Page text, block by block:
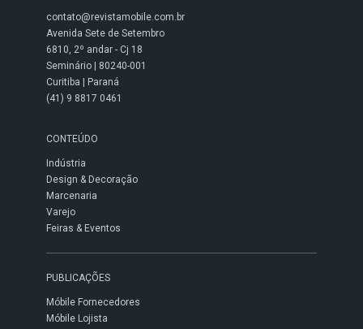
contato@revistamobile.com.br
Avenida Sete de Setembro
6810, 2º andar - Cj 18
Seminário | 80240-001
Curitiba | Paraná
(41) 9 8817 0461
CONTEÚDO
Indústria
Design & Decoração
Marcenaria
Varejo
Feiras & Eventos
PUBLICAÇÕES
Móbile Fornecedores
Móbile Lojista